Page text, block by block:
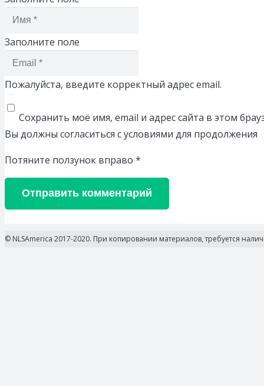
Заполните поле
Пожалуйста, введите корректный адрес email.
Сохранить моё имя, email и адрес сайта в этом
Вы должны согласиться с условиями для продолжения
Потяните ползунок вправо *
Отправить комментарий
© NLSAmerica 2017-2020. При копировании материалов, требуется